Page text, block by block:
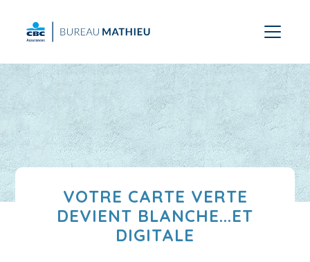
VOTRE CARTE VERTE
DEVIENT BLANCHE...ET
DIGITALE